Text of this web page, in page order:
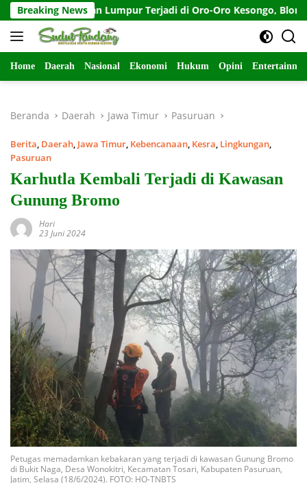
Langsung
ke
konten
Breaking News
Lumpur Terjadi di Oro-Oro Kesongo, Blora-Jateng
Home Daerah Nasional Ekonomi Hukum Opini
Beranda Daerah Jawa Timur Pasuruan
Berita, Daerah, Jawa Timur, Kebencanaan, Kesra, Lingkungan,
Pasuruan
Karhutla Kembali Terjadi di Kawasan
Gunung Bromo
Hari
23 Juni 2024
Petugas memadamkan kebakaran yang terjadi di kawasan Gunung Bromo
di Bukit Naga, Desa Wonokitri, Kecamatan Tosari, Kabupaten Pasuruan,
Jatim, Selasa (18/6/2024). FOTO: HO-TNBTS